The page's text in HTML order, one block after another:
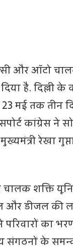
और ऑटो
है. दिल्ली के
मई तक तीन
कांग्रेस ने
रेखा
चालक शक्ति
और डीजल की
का
संगठनों के